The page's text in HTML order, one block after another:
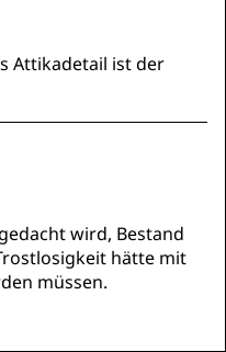
Attikadetail ist der
wird, Bestand
hätte mit
müssen.